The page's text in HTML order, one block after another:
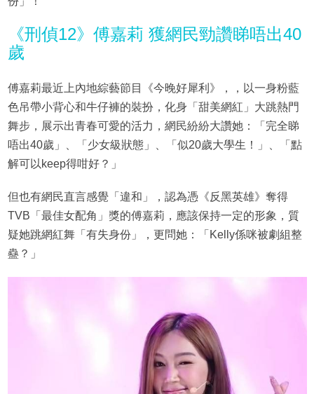
《刑偵12》傅嘉莉 獲網民勁讚睇唔出40
歲
傅嘉莉最近上內地綜藝節目《今晚好犀利》，，以一身粉藍
色吊帶小背心和牛仔褲的裝扮，化身「甜美網紅」大跳熱門
舞步，展示出青春可愛的活力，網民紛紛大讚她：「完全睇
唔出40歲」、「少女級狀態」、「似20歲大學生！」、「點
解可以keep得咁好？」
但也有網民直言感覺「違和」，認為憑《反黑英雄》奪得
TVB「最佳女配角」獎的傅嘉莉，應該保持一定的形象，質
疑她跳網紅舞「有失身份」，更問她：「Kelly係咪被劇組整
蠱？」